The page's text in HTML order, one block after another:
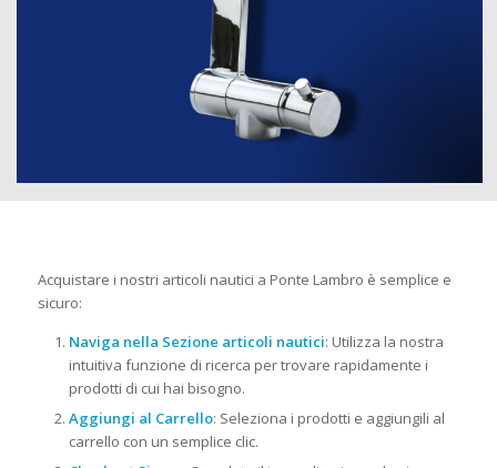
Acquistare i nostri articoli nautici a Ponte Lambro è semplice e
sicuro:
Naviga nella Sezione articoli nautici: Utilizza la nostra
intuitiva funzione di ricerca per trovare rapidamente i
prodotti di cui hai bisogno.
Aggiungi al Carrello: Seleziona i prodotti e aggiungili al
carrello con un semplice clic.